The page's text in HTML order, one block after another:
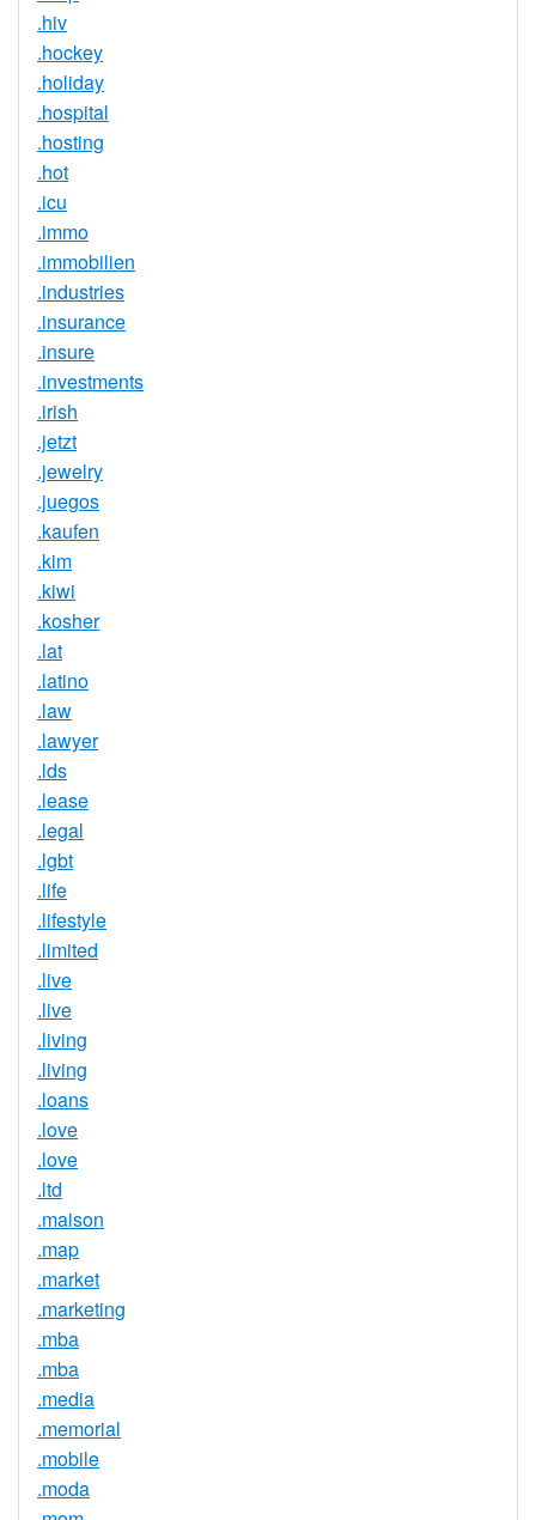
.hiv
.hockey
.holiday
.hospital
.hosting
.hot
.icu
.immo
.immobilien
.industries
.insurance
.insure
.investments
.irish
.jetzt
.jewelry
.juegos
.kaufen
.kim
.kiwi
.kosher
.lat
.latino
.law
.lawyer
.lds
.lease
.legal
.lgbt
.life
.lifestyle
.limited
.live
.live
.living
.living
.loans
.love
.love
.ltd
.maison
.map
.market
.marketing
.mba
.mba
.media
.memorial
.mobile
.moda